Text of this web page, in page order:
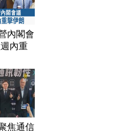
內閣會
內重
焦通信